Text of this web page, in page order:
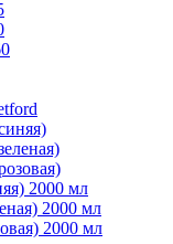
2000 мл
2000 мл
2000 мл